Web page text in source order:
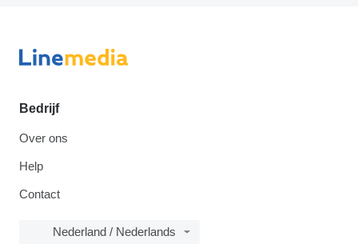
Bedrijf
Over ons
Help
Contact
Nederland / Nederlands